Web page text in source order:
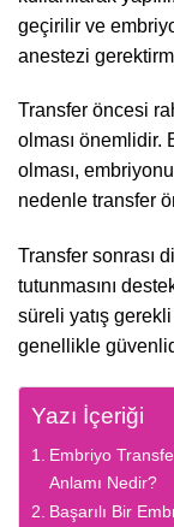
geçirilir ve
anestezi
Transfer öncesi
olması önemlidir.
olması,
nedenle transfer
Transfer sonrası
tutunmasını
süreli yatış
genellikle
Yazı İçeriği
Embriyo
Anlamı Nedir?
Başarılı Bir